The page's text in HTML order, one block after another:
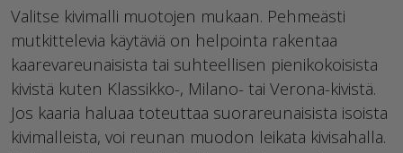
Valitse kivimalli muotojen mukaan. Pehmeästi
mutkittelevia käytäviä on helpointa rakentaa
kaarevareunaisista tai suhteellisen pienikokoisista
kivistä kuten Klassikko-, Milano- tai Verona-kivistä.
Jos kaaria haluaa toteuttaa suorareunaisista isoista
kivimalleista, voi reunan muodon leikata kivisahalla.